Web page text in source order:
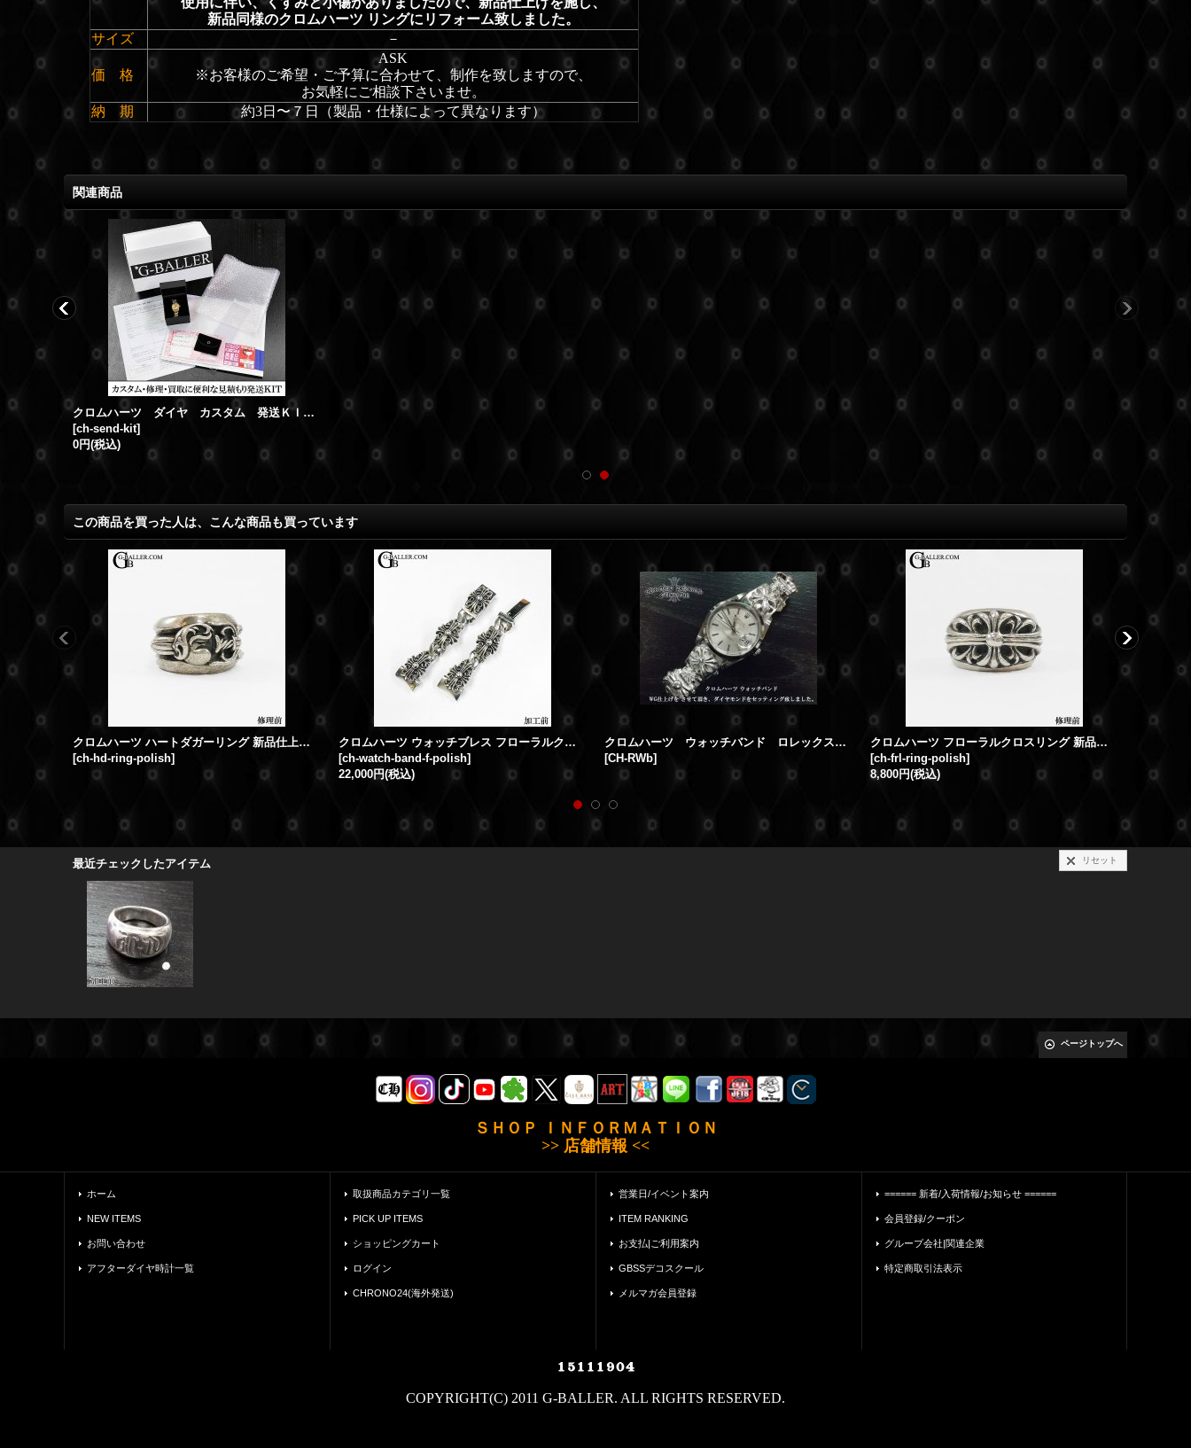
新品同様のクロムハーツ リングにリフォーム致しました。
サイズ
－
価 格
ASK
※お客様のご希望・ご予算に合わせて、制作を致しますので、
お気軽にご相談下さいませ。
納 期
約3日〜７日（製品・仕様によって異なります）
関連商品
クロムハーツ ダイヤ カスタム 発送ＫＩＴ ダイヤカスタムご依頼・お見積りご依頼に便利な簡単発送ＫＩＴ
[ch-send-kit]
0円(税込)
この商品を買った人は、こんな商品も買っています
クロムハーツ ハートダガーリング 新品仕上げ 燻し加工
[ch-hd-ring-polish]
クロムハーツ ウォッチブレス フローラルクロス 新品仕上げ 燻し加工
[ch-watch-band-f-polish]
22,000円(税込)
クロムハーツ ウォッチバンド ロレックスXクロムハーツ ダイヤ・新品仕上げ
[CH-RWb]
クロムハーツ フローラルクロスリング 新品仕上げ 燻し加工
[ch-frl-ring-polish]
8,800円(税込)
13,200円
最近チェックしたアイテム リセット
ページトップへ
ＳＨＯＰ ＩＮＦＯＲＭＡＴＩＯＮ
>> 店舗情報 <<
ホーム
NEW ITEMS
お問い合わせ
アフターダイヤ時計一覧
取扱商品カテゴリ一覧
PICK UP ITEMS
ショッピングカート
ログイン
CHRONO24(海外発送)
営業日/イベント案内
ITEM RANKING
お支払|ご利用案内
GBSSデコスクール
メルマガ会員登録
====== 新着/入荷情報/お知らせ ======
会員登録/クーポン
グループ会社|関連企業
特定商取引法表示
COPYRIGHT(C) 2011 G-BALLER. ALL RIGHTS RESERVED.